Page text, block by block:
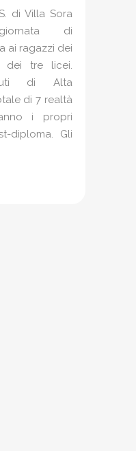
di Villa Sora
di
ai ragazzi dei
dei tre licei.
di Alta
di 7 realtà
i propri
diploma. Gli